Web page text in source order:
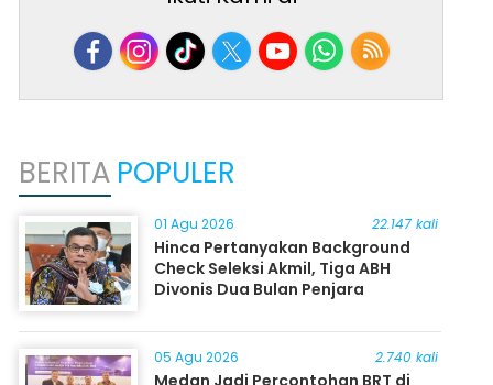
BERITA POPULER
01 Agu 2026 22.147 kali
Hinca Pertanyakan Background
Check Seleksi Akmil, Tiga ABH
Divonis Dua Bulan Penjara
05 Agu 2026 2.740 kali